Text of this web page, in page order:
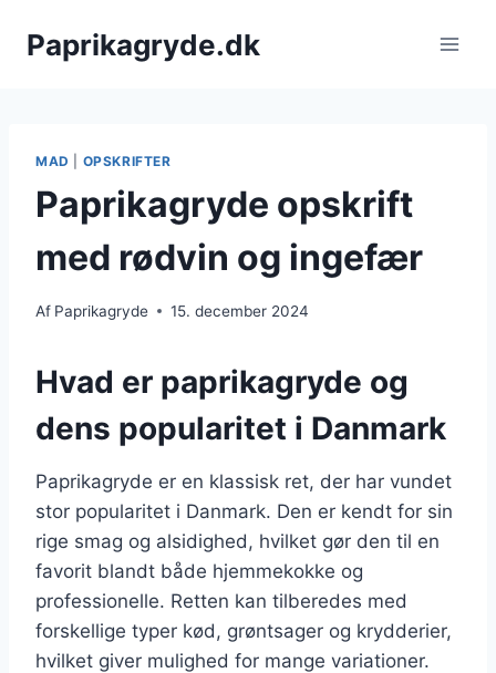
Paprikagryde.dk
MAD OPSKRIFTER
Paprikagryde opskrift
med rødvin og ingefær
Af Paprikagryde 15. december 2024
Hvad er paprikagryde og
dens popularitet i Danmark
Paprikagryde er en klassisk ret, der har vundet
stor popularitet i Danmark. Den er kendt for sin
rige smag og alsidighed, hvilket gør den til en
favorit blandt både hjemmekokke og
professionelle. Retten kan tilberedes med
forskellige typer kød, grøntsager og krydderier,
hvilket giver mulighed for mange variationer.